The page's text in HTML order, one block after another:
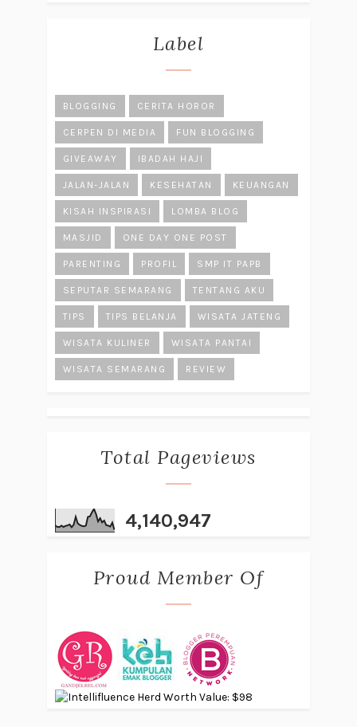
Label
BLOGGING CERITA HOROR
CERPEN DI MEDIA FUN BLOGGING
GIVEAWAY IBADAH HAJI
JALAN-JALAN KESEHATAN KEUANGAN
KISAH INSPIRASI LOMBA BLOG
MASJID ONE DAY ONE POST
PARENTING PROFIL SMP IT PAPB
SEPUTAR SEMARANG TENTANG AKU
TIPS TIPS BELANJA WISATA JATENG
WISATA KULINER WISATA PANTAI
WISATA SEMARANG REVIEW
Total Pageviews
4,140,947
Proud Member Of